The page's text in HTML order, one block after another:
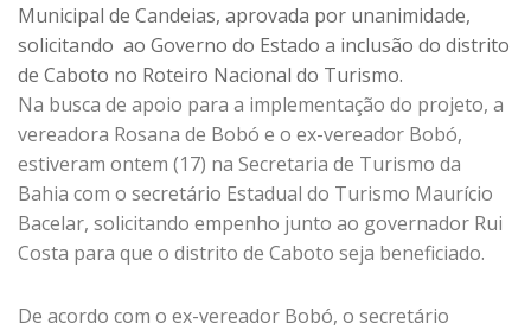
Municipal de Candeias, aprovada por unanimidade,
solicitando ao Governo do Estado a inclusão do distrito
de Caboto no Roteiro Nacional do Turismo.
Na busca de apoio para a implementação do projeto, a
vereadora Rosana de Bobó e o ex-vereador Bobó,
estiveram ontem (17) na Secretaria de Turismo da
Bahia com o secretário Estadual do Turismo Maurício
Bacelar, solicitando empenho junto ao governador Rui
Costa para que o distrito de Caboto seja beneficiado.
De acordo com o ex-vereador Bobó, o secretário